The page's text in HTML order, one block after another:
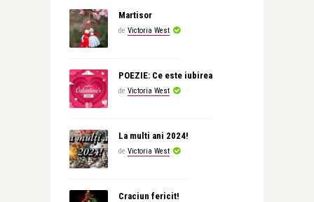
Martisor
de Victoria West
POEZIE: Ce este iubirea
de Victoria West
La multi ani 2024!
de Victoria West
Craciun fericit!